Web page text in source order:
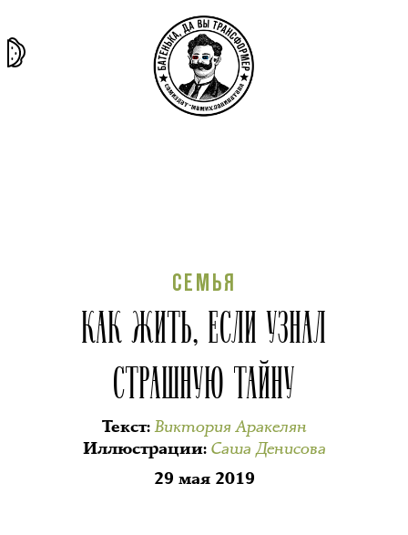
СЕМЬЯ
КАК ЖИТЬ, ЕСЛИ УЗНАЛ
СТРАШНУЮ ТАЙНУ
Текст:Виктория Аракелян
Иллюстрации: Саша Денисова
29 мая 2019